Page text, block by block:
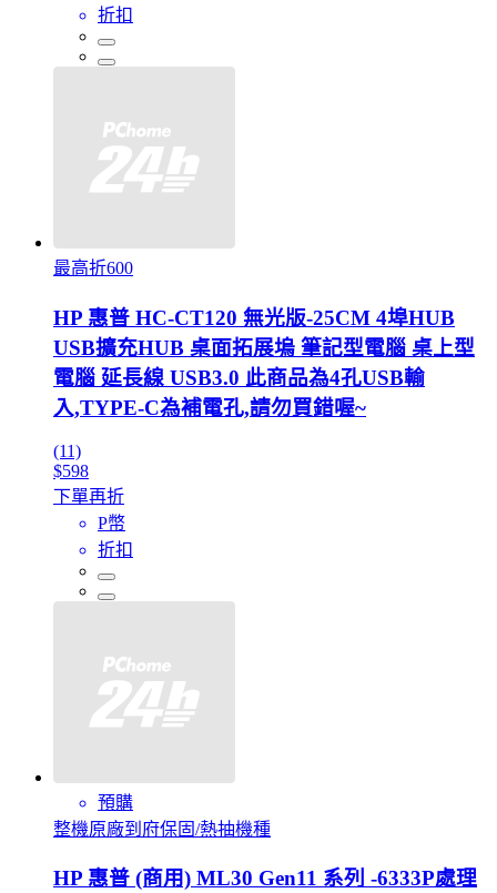
折扣
最高折600
HP 惠普 HC-CT120 無光版-25CM 4埠HUB
USB擴充HUB 桌面拓展塢 筆記型電腦 桌上型
電腦 延長線 USB3.0 此商品為4孔USB輸
入,TYPE-C為補電孔,請勿買錯喔~
(11)
$598
下單再折
P幣
折扣
預購
整機原廠到府保固/熱抽機種
HP 惠普 (商用) ML30 Gen11 系列 -6333P處理